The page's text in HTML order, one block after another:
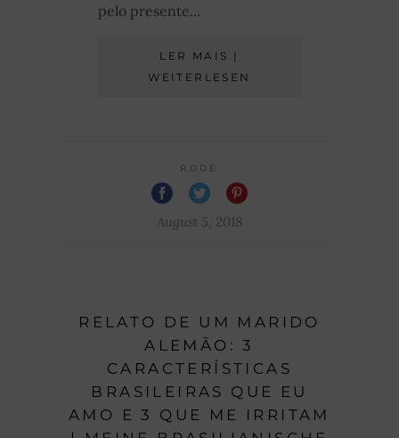
pelo presente...
LER MAIS |
WEITERLESEN
RODE
August 5, 2018
RELATO DE UM MARIDO
ALEMÃO: 3
CARACTERÍSTICAS
BRASILEIRAS QUE EU
AMO E 3 QUE ME IRRITAM